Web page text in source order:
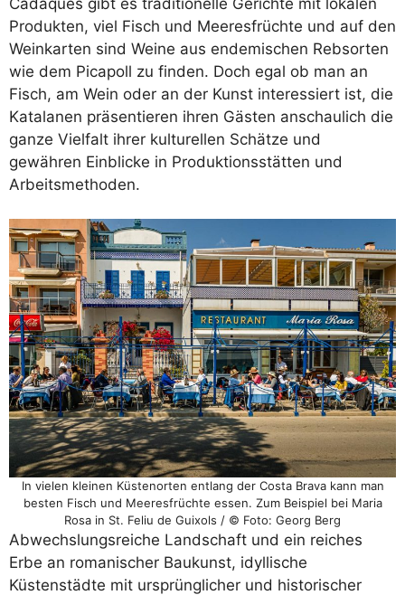
Produkten, viel Fisch und Meeresfrüchte und auf den
Weinkarten sind Weine aus endemischen Rebsorten
wie dem Picapoll zu finden. Doch egal ob man an
Fisch, am Wein oder an der Kunst interessiert ist, die
Katalanen präsentieren ihren Gästen anschaulich die
ganze Vielfalt ihrer kulturellen Schätze und
gewähren Einblicke in Produktionsstätten und
Arbeitsmethoden.
In vielen kleinen Küstenorten entlang der Costa Brava kann man
besten Fisch und Meeresfrüchte essen. Zum Beispiel bei Maria
Rosa in St. Feliu de Guixols / © Foto: Georg Berg
Abwechslungsreiche Landschaft und ein reiches
Erbe an romanischer Baukunst, idyllische
Küstenstädte mit ursprünglicher und historischer